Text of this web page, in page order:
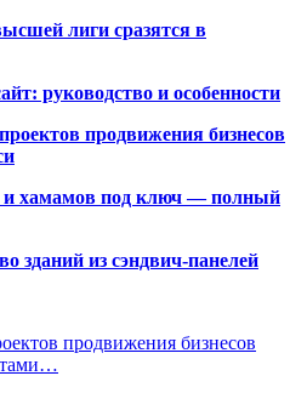
лиги сразятся в
руководство и особенности
продвижения бизнесов
и хамамов под ключ — полный
зданий из сэндвич-панелей
продвижения бизнесов